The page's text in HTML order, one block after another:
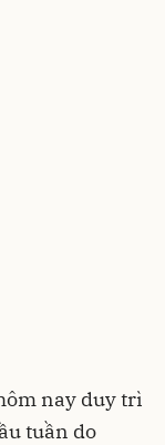
nay duy trì
tuần do